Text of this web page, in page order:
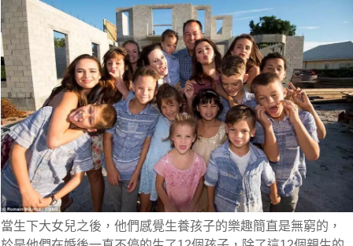
當生下大女兒之後，他們感覺生養孩子的樂趣簡直是無窮的，